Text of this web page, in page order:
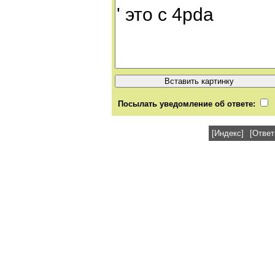
Посылать уведомление об ответе:
[Индекс]